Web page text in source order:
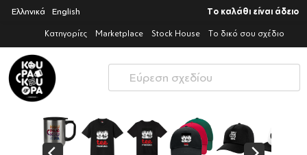
Ελληνικά English Το καλάθι είναι άδειο
Κατηγορίες Marketplace Stock House Το δικό σου σχέδιο